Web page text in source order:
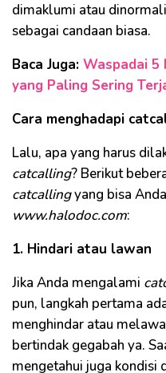
dimaklumi atau
sebagai candaan biasa.
Baca Juga: Waspadai 5
yang Paling Sering
Cara menghadapi
Lalu, apa yang harus
catcalling? Berikut
catcallingyang bisa
www.halodoc.com:
1. Hindari atau lawan
Jika Anda mengalami
pun, langkah pertama
menghindar atau
bertindak gegabah ya.
mengetahui juga kondisi